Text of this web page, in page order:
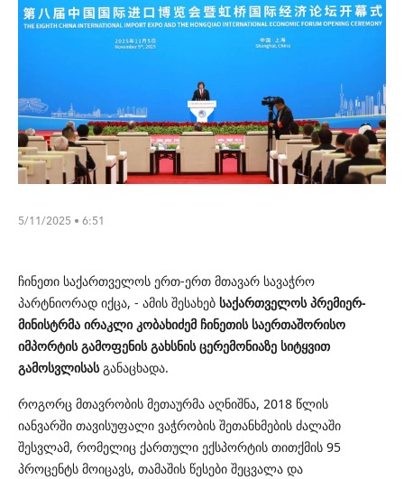
5/11/2025 • 6:51
ჩინეთი საქართველოს ერთ-ერთ მთავარ სავაჭრო
პარტნიორად იქცა, - ამის შესახებ საქართველოს პრემიერ-
მინისტრმა ირაკლი კობახიძემ ჩინეთის საერთაშორისო
იმპორტის გამოფენის გახსნის ცერემონიაზე სიტყვით
გამოსვლისასგანაცხადა.
როგორც მთავრობის მეთაურმა აღნიშნა, 2018 წლის
იანვარში თავისუფალი ვაჭრობის შეთანხმების ძალაში
შესვლამ, რომელიც ქართული ექსპორტის თითქმის 95
პროცენტს მოიცავს, თამაშის წესები შეცვალა და